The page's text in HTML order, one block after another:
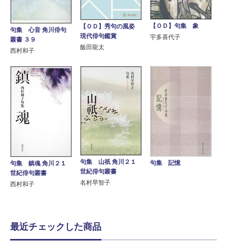
句集 心音 角川俳句
叢書 ３９
西村和子
【ＯＤ】秀句の風姿
現代俳句鑑賞
飯田龍太
【ＯＤ】句集 象
宇多喜代子
句集 鎮魂 角川２１
世紀俳句叢書
西村和子
句集 山祇 角川２１
世紀俳句叢書
名村早智子
句集 記憶
最近チェックした商品